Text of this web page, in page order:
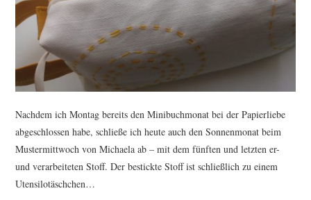
Nachdem ich Montag bereits den Minibuchmonat bei der Papierliebe
abgeschlossen habe, schließe ich heute auch den Sonnenmonat beim
Mustermittwoch von Michaela ab – mit dem fünften und letzten er-
und verarbeiteten Stoff. Der bestickte Stoff ist schließlich zu einem
Utensilotäschchen…